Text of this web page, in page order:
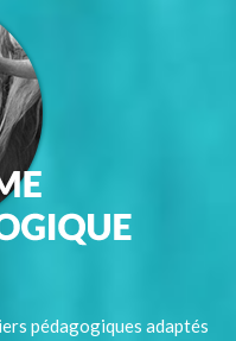
pédagogiques adaptés